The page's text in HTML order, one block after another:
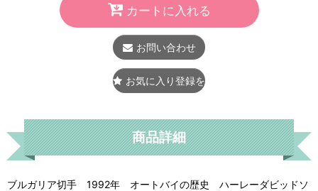
カートに入れる
お問い合わせ
お気に入り登録をする
商品詳細
ブルガリア切手 1992年 オートバイの歴史 ハーレーダビッドソ